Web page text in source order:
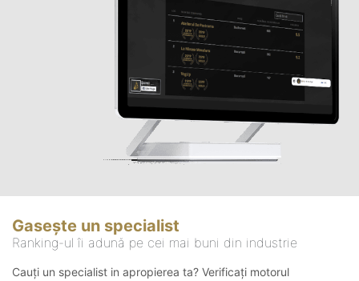
Gasește un specialist
Ranking-ul îi adună pe cei mai buni din industrie
Cauți un specialist in apropierea ta? Verificați motorul